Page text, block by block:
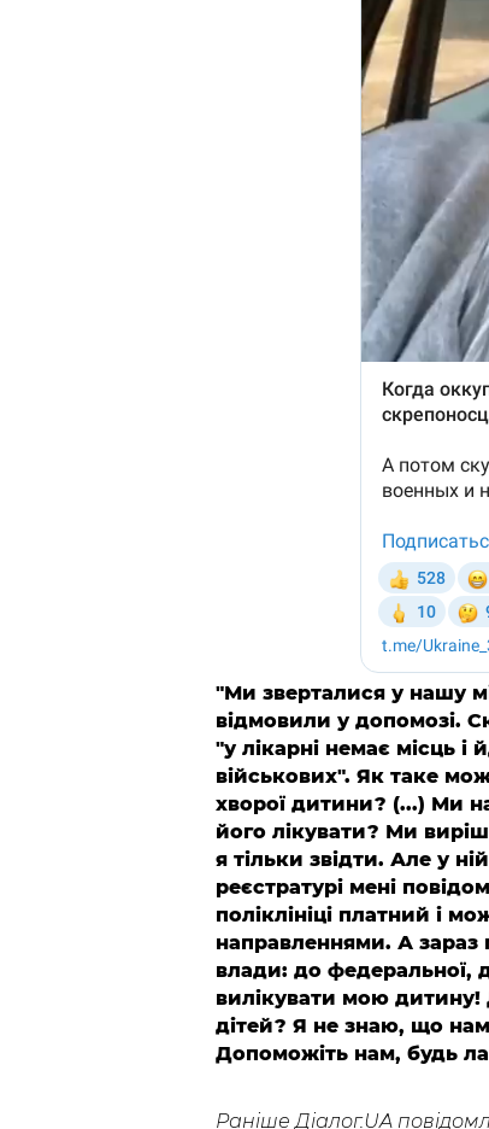
"Ми зверталися у нашу
відмовили у допомозі.
"у лікарні немає місць
військових". Як таке
хворої дитини? (...) Ми
його лікувати? Ми
я тільки звідти. Але у
реєстратурі мені
поліклініці платний і
направленнями. А
влади: до федеральної,
вилікувати мою дитину!
дітей? Я не знаю, що
Допоможіть нам, будь
Раніше Діалог.UA